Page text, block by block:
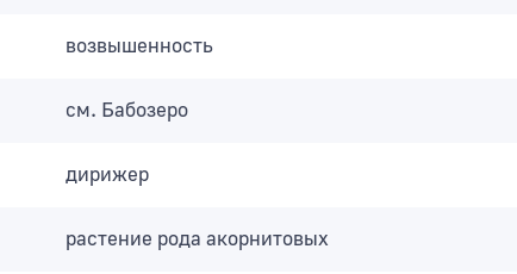
возвышенность
см. Бабозеро
дирижер
растение рода акорнитовых